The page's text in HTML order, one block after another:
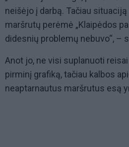
neišėjo į darbą. Tačiau
maršrutų perėmė „Klaipėdos
didesnių problemų nebuvo“, –
Anot jo, ne visi suplanuoti
pirminį grafiką, tačiau kalbos
neaptarnautus maršrutus esą